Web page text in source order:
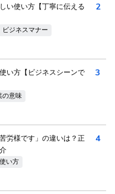
い使い方【丁寧に伝える
ビジネスマナー
2
い方【ビジネスシーンで
の意味
3
労様です」の違いは？正
い方
4